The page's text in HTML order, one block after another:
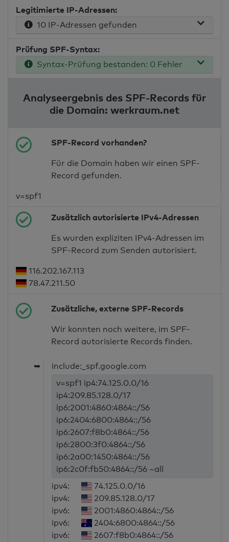
Legitimierte IP-Adressen:
10 IP-Adressen gefunden
Prüfung SPF-Syntax:
Syntax-Prüfung bestanden: 0 Fehler
Analyseergebnis des SPF-Records für
die Domain: werkraum.net
SPF-Record vorhanden?
Für die Domain haben wir einen SPF-
Record gefunden.
v=spf1
Zusätzlich autorisierte IPv4-Adressen
Es wurden expliziten IPv4-Adressen im
SPF-Record zum Senden autorisiert.
116.202.167.113
78.47.211.50
Zusätzliche, externe SPF-Records
Wir konnten noch weitere, im SPF-
Record autorisierte Records finden.
➥
include:_spf.google.com
v=spf1 ip4:74.125.0.0/16
ip4:209.85.128.0/17
ip6:2001:4860:4864::/56
ip6:2404:6800:4864::/56
ip6:2607:f8b0:4864::/56
ip6:2800:3f0:4864::/56
ip6:2a00:1450:4864::/56
ip6:2c0f:fb50:4864::/56 ~all
ipv4:
74.125.0.0/16
ipv4:
209.85.128.0/17
ipv6:
2001:4860:4864::/56
ipv6:
2404:6800:4864::/56
ipv6:
2607:f8b0:4864::/56